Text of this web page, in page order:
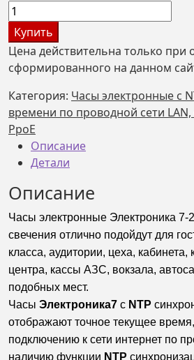
Количество
товара
Часы
LAN,
NTP,
РОЕ/
РРОЕ
Электроника
2170С6,
свечение
Купить
Цена действительна только при
сформированного на данном
Категория: Часы электронные с
времени по проводной сети
РроЕ
Описание
Детали
Описание
Часы электронные Электроника 7-
свечения отлично подойдут для
класса, аудитории, цеха,
центра, кассы АЗС, вокзала,
подобных мест.
Часы Электроника7 с NTP
отображают точное текущее
подключению к сети интернет по
наличию функции NTP